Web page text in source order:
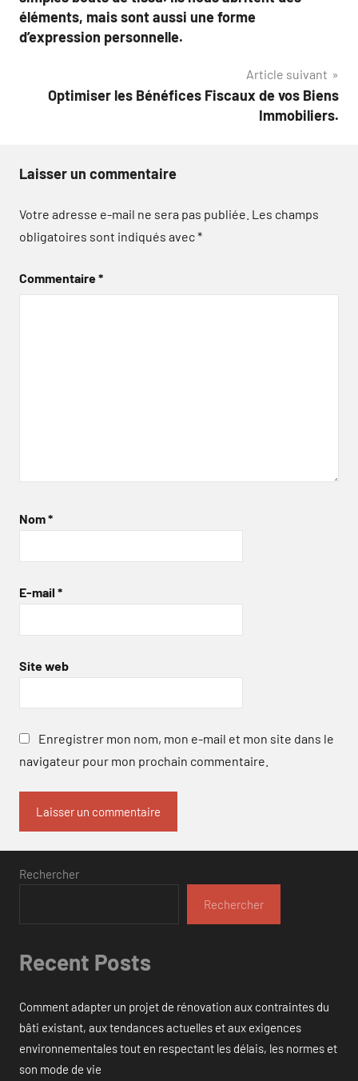
éléments, mais sont aussi une forme
d’expression personnelle.
Article suivant
Optimiser les Bénéfices Fiscaux de vos Biens
Immobiliers.
Laisser un commentaire
Votre adresse e-mail ne sera pas publiée. Les champs
obligatoires sont indiqués avec*
Commentaire*
Nom*
E-mail *
Site web
Enregistrer mon nom, mon e-mail et mon site dans le
navigateur pour mon prochain commentaire.
Rechercher
Rechercher
Recent Posts
Comment adapter un projet de rénovation aux contraintes du
bâti existant, aux tendances actuelles et aux exigences
environnementales tout en respectant les délais, les normes et
son mode de vie